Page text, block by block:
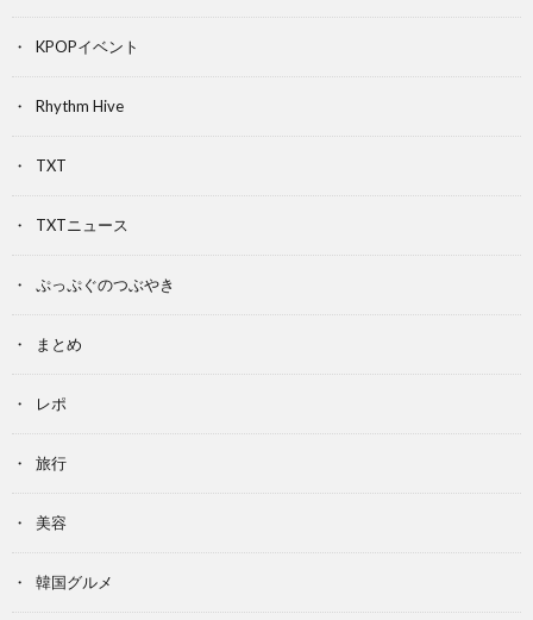
KPOPイベント
Rhythm Hive
TXT
TXTニュース
ぷっぷぐのつぶやき
まとめ
レポ
旅行
美容
韓国グルメ